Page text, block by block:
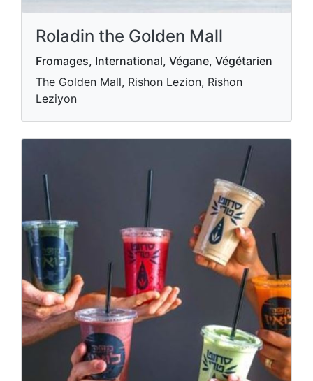
Roladin the Golden Mall
Fromages, International, Végane, Végétarien
The Golden Mall, Rishon Lezion, Rishon
Leziyon